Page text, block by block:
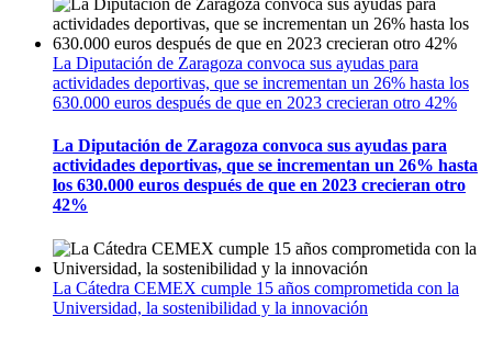
La Diputación de Zaragoza convoca sus ayudas para
actividades deportivas, que se incrementan un 26% hasta los
630.000 euros después de que en 2023 crecieran otro 42%
La Diputación de Zaragoza convoca sus ayudas para
actividades deportivas, que se incrementan un 26% hasta
los 630.000 euros después de que en 2023 crecieran otro
42%
La Cátedra CEMEX cumple 15 años comprometida con la
Universidad, la sostenibilidad y la innovación